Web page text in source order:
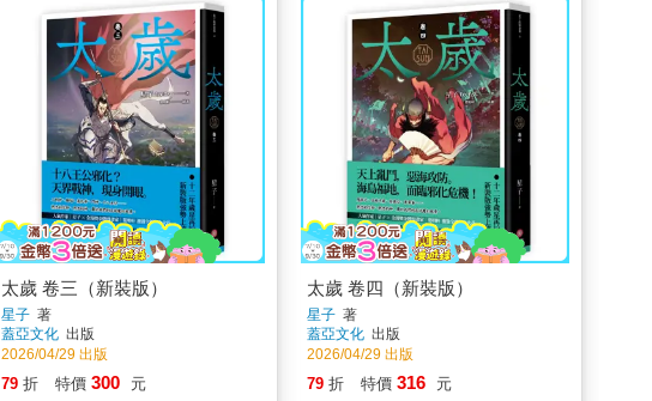
太歲 卷三（新裝版）
星子著
蓋亞文化 出版
2026/04/29 出版
79 折 特價 300 元
太歲 卷四（新裝版）
星子著
蓋亞文化 出版
2026/04/29 出版
79 折 特價 316 元